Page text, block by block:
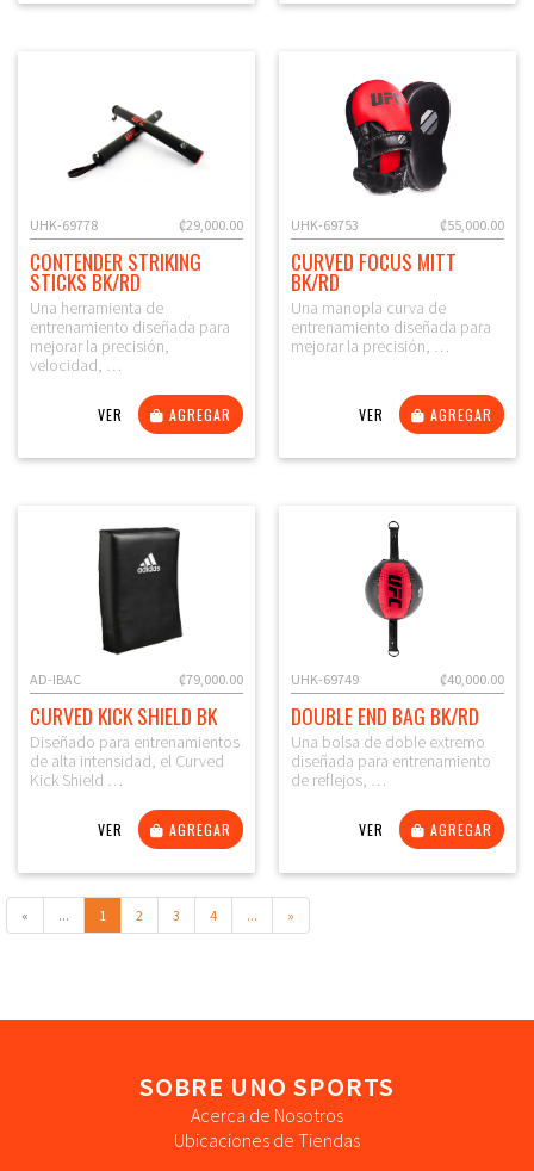
₡29,000.00
UHK-69778
CONTENDER STRIKING
STICKS BK/RD
Una herramienta de
entrenamiento diseñada para
mejorar la precisión,
velocidad, …
VER AGREGAR
₡55,000.00
UHK-69753
CURVED FOCUS MITT
BK/RD
Una manopla curva de
entrenamiento diseñada para
mejorar la precisión, …
VER AGREGAR
₡79,000.00
AD-IBAC
CURVED KICK SHIELD BK
Diseñado para entrenamientos
de alta intensidad, el Curved
Kick Shield …
VER AGREGAR
₡40,000.00
UHK-69749
DOUBLE END BAG BK/RD
Una bolsa de doble extremo
diseñada para entrenamiento
de reflejos, …
VER AGREGAR
« ... 1 2 3 4 ... »
SOBRE UNO SPORTS
Acerca de Nosotros
Ubicaciones de Tiendas